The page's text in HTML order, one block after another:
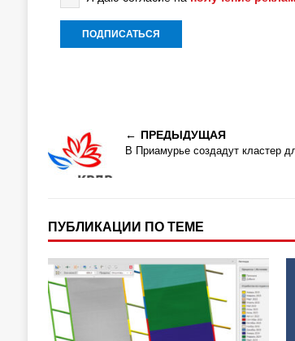
ПРЕДЫДУЩАЯ
В Приамурье создадут кластер
ПУБЛИКАЦИИ ПО ТЕМЕ